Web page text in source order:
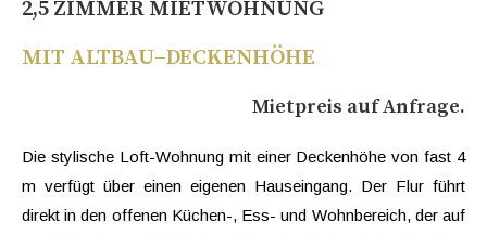
2,5 ZIMMER MIETWOHNUNG
MIT ALTBAU–DECKENHÖHE
Mietpreis auf Anfrage.
Die stylische Loft-Wohnung mit einer Deckenhöhe von fast 4
m verfügt über einen eigenen Hauseingang. Der Flur führt
direkt in den offenen Küchen-, Ess- und Wohnbereich, der auf